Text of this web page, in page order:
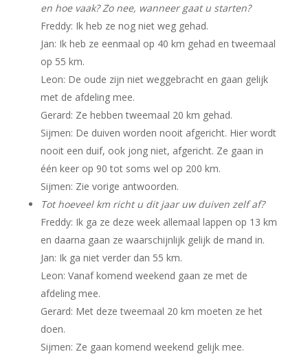
en hoe vaak? Zo nee, wanneer gaat u starten?
Freddy: Ik heb ze nog niet weg gehad.
Jan: Ik heb ze eenmaal op 40 km gehad en tweemaal
op 55 km.
Leon: De oude zijn niet weggebracht en gaan gelijk
met de afdeling mee.
Gerard: Ze hebben tweemaal 20 km gehad.
Sijmen: De duiven worden nooit afgericht. Hier wordt
nooit een duif, ook jong niet, afgericht. Ze gaan in
één keer op 90 tot soms wel op 200 km.
Sijmen: Zie vorige antwoorden.
Tot hoeveel km richt u dit jaar uw duiven zelf af?
Freddy: Ik ga ze deze week allemaal lappen op 13 km
en daarna gaan ze waarschijnlijk gelijk de mand in.
Jan: Ik ga niet verder dan 55 km.
Leon: Vanaf komend weekend gaan ze met de
afdeling mee.
Gerard: Met deze tweemaal 20 km moeten ze het
doen.
Sijmen: Ze gaan komend weekend gelijk mee.